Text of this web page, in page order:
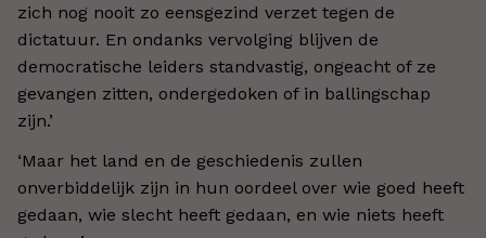
zich nog nooit zo eensgezind verzet tegen de
dictatuur. En ondanks vervolging blijven de
democratische leiders standvastig, ongeacht of ze
gevangen zitten, ondergedoken of in ballingschap
zijn.’
‘Maar het land en de geschiedenis zullen
onverbiddelijk zijn in hun oordeel over wie goed heeft
gedaan, wie slecht heeft gedaan, en wie niets heeft